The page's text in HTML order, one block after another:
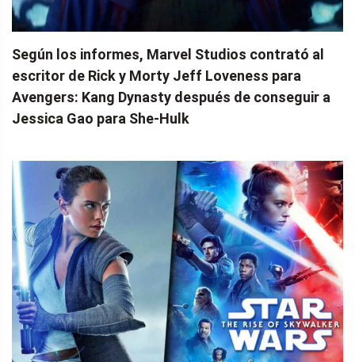
Según los informes, Marvel Studios contrató al
escritor de Rick y Morty Jeff Loveness para
Avengers: Kang Dynasty después de conseguir a
Jessica Gao para She-Hulk